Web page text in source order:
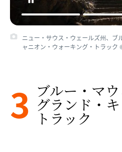
ニュー・サウス・ウェールズ州、ブ
ャニオン・ウォーキング・トラッ
3 ブルー・マウ
グランド・​
トラック